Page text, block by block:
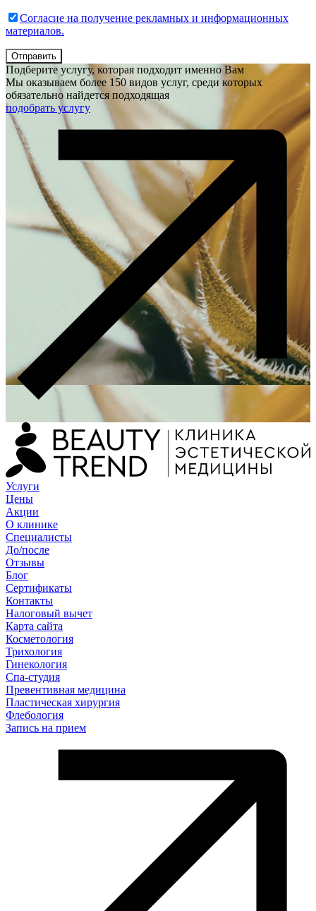
Согласие на получение рекламных и информационных
материалов.
Отправить
Подберите услугу, которая подходит именно Вам
Мы оказываем более 150 видов услуг, среди которых
обязательно найдется подходящая
подобрать услугу
Услуги
Цены
Акции
О клинике
Специалисты
До/после
Отзывы
Блог
Сертификаты
Контакты
Налоговый вычет
Карта сайта
Косметология
Трихология
Гинекология
Спа-студия
Превентивная медицина
Пластическая хирургия
Флебология
Запись на прием